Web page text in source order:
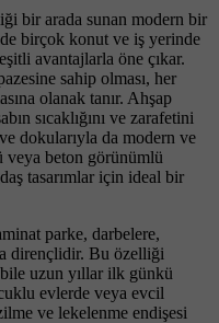
bir arada sunan modern bir
birçok konut ve iş yerinde
avantajlarla öne çıkar.
sahip olması, her
olanak tanır. Ahşap
sıcaklığını ve zarafetini
dokularıyla da modern ve
veya beton görünümlü
tasarımlar için ideal bir
parke, darbelere,
dirençlidir. Bu özelliği
uzun yıllar ilk günkü
evlerde veya evcil
ve lekelenme endişesi